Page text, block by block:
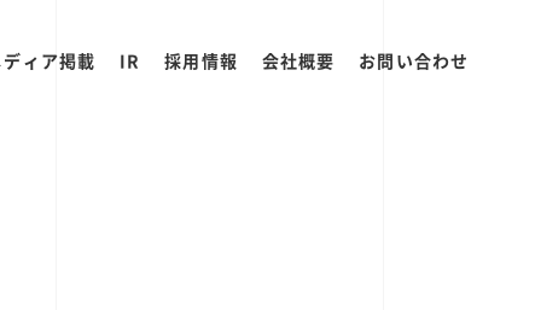
ィア掲載 IR 採用情報 会社概要 お問い合わせ